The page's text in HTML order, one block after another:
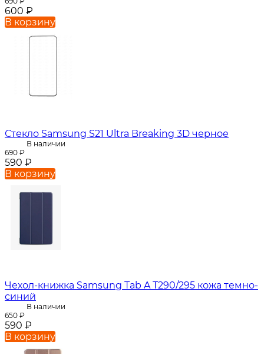
600 ₽
В корзину
Стекло Samsung S21 Ultra Breaking 3D черное
В наличии
690 ₽
590 ₽
В корзину
Чехол-книжка Samsung Tab A T290/295 кожа темно-
синий
В наличии
650 ₽
590 ₽
В корзину